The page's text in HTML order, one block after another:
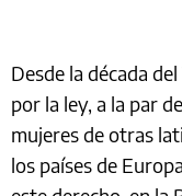
Desde la década
por la ley, a la par
mujeres de otras
los países de